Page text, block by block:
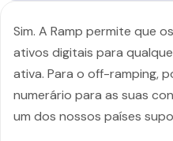
Sim. A Ramp permite que
ativos digitais para
ativa. Para o off-ramping,
numerário para as suas
um dos nossos países